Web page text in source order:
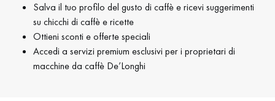
Salva il tuo profilo del gusto di caffè e ricevi suggerimenti
su chicchi di caffè e ricette
Ottieni sconti e offerte speciali
Accedi a servizi premium esclusivi per i proprietari di
macchine da caffè De’Longhi